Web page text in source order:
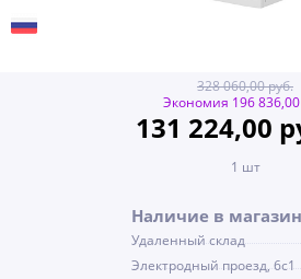
328 060,00 руб.
Экономия 196 836,00
131 224,00
1 шт
Наличие в
Удаленный склад
Электродный проезд, 6с1